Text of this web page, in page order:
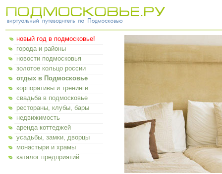
новый год в подмосковье!
города и районы
новости подмосковья
золотое кольцо россии
отдых в Подмосковье
корпоративы и тренинги
свадьба в подмосковье
рестораны, клубы, бары
недвижимость
аренда коттеджей
усадьбы, замки, дворцы
монастыри и храмы
каталог предприятий